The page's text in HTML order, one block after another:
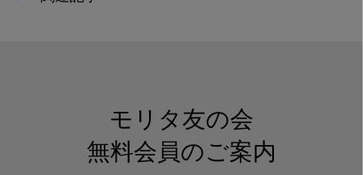
モリタ友の会
無料会員のご案内